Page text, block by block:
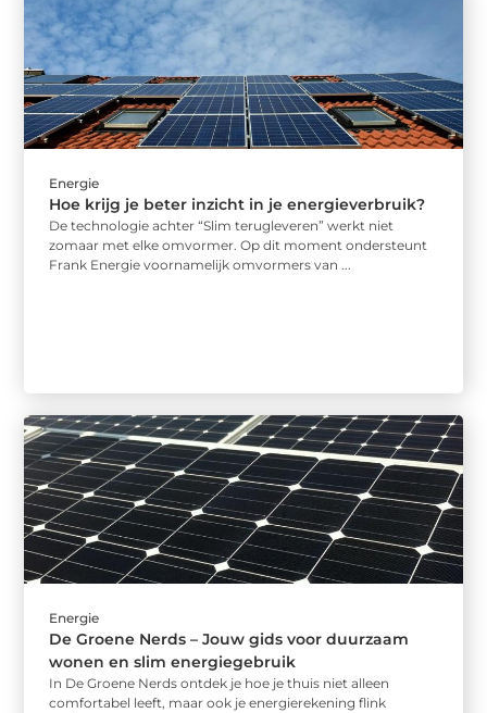
Energie
Hoe krijg je beter inzicht in je energieverbruik?
De technologie achter “Slim terugleveren” werkt niet
zomaar met elke omvormer. Op dit moment ondersteunt
Frank Energie voornamelijk omvormers van ...
Energie
De Groene Nerds – Jouw gids voor duurzaam
wonen en slim energiegebruik
In De Groene Nerds ontdek je hoe je thuis niet alleen
comfortabel leeft, maar ook je energierekening flink